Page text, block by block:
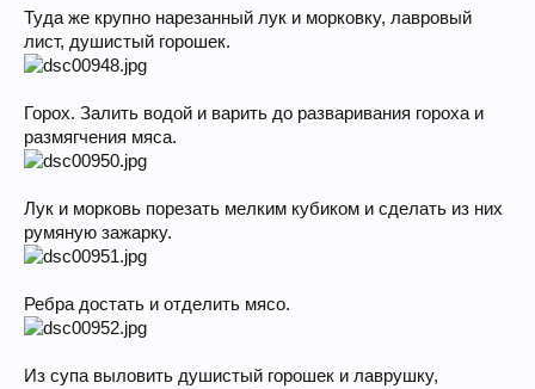
Туда же крупно нарезанный лук и морковку, лавровый
лист, душистый горошек.
Горох. Залить водой и варить до разваривания гороха и
размягчения мяса.
Лук и морковь порезать мелким кубиком и сделать из них
румяную зажарку.
Ребра достать и отделить мясо.
Из супа выловить душистый горошек и лаврушку,